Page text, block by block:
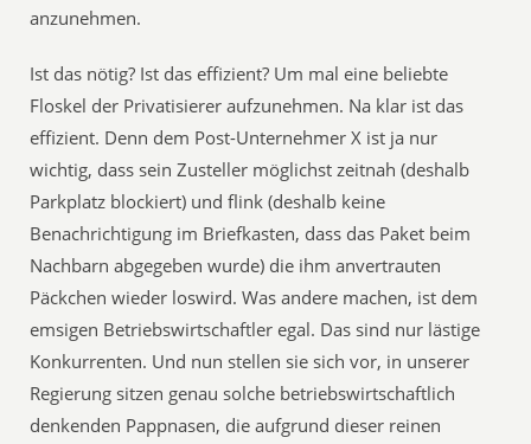
anzunehmen.
Ist das nötig? Ist das effizient? Um mal eine beliebte
Floskel der Privatisierer aufzunehmen. Na klar ist das
effizient. Denn dem Post-Unternehmer X ist ja nur
wichtig, dass sein Zusteller möglichst zeitnah (deshalb
Parkplatz blockiert) und flink (deshalb keine
Benachrichtigung im Briefkasten, dass das Paket beim
Nachbarn abgegeben wurde) die ihm anvertrauten
Päckchen wieder loswird. Was andere machen, ist dem
emsigen Betriebswirtschaftler egal. Das sind nur lästige
Konkurrenten. Und nun stellen sie sich vor, in unserer
Regierung sitzen genau solche betriebswirtschaftlich
denkenden Pappnasen, die aufgrund dieser reinen